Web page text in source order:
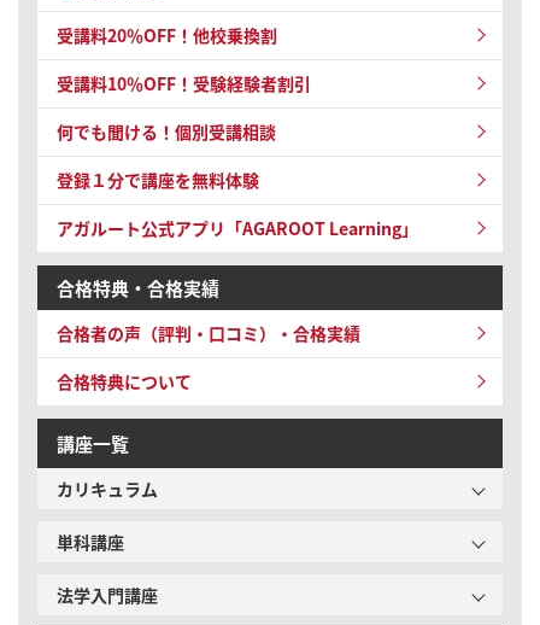
受講料20％OFF！他校乗換割
受講料10％OFF！ 受験経験者割引
何でも聞ける！個別受講相談
登録１分で講座を無料体験
アガルート公式アプリ「AGAROOT Learning」
合格特典・合格実績
合格者の声（評判・口コミ）・合格実績
合格特典について
講座一覧
カリキュラム
単科講座
法学入門講座